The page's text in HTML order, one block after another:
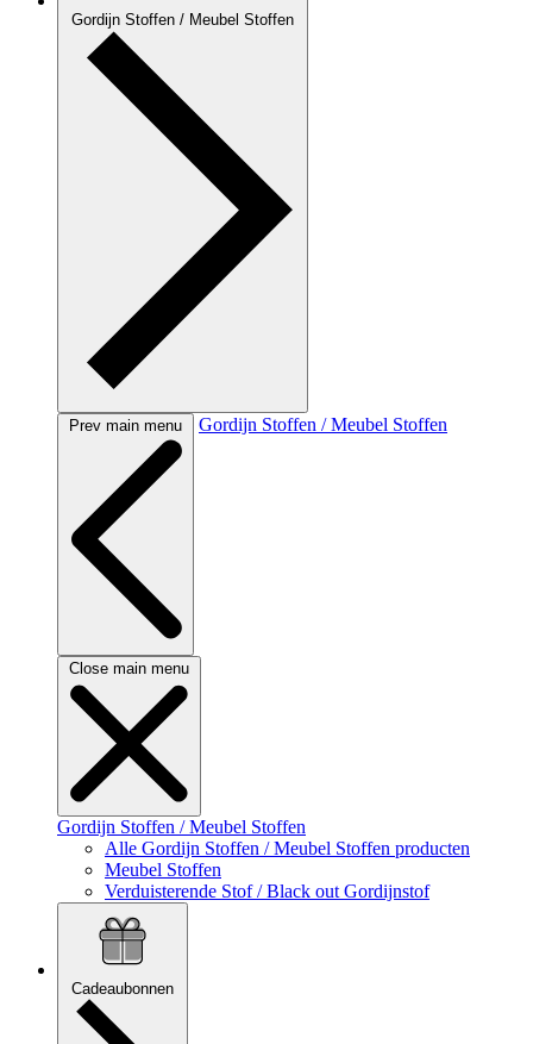
Gordijn Stoffen / Meubel Stoffen
Prev main menu Gordijn Stoffen / Meubel Stoffen
Close main menu
Gordijn Stoffen / Meubel Stoffen
Alle Gordijn Stoffen / Meubel Stoffen producten
Meubel Stoffen
Verduisterende Stof / Black out Gordijnstof
Cadeaubonnen